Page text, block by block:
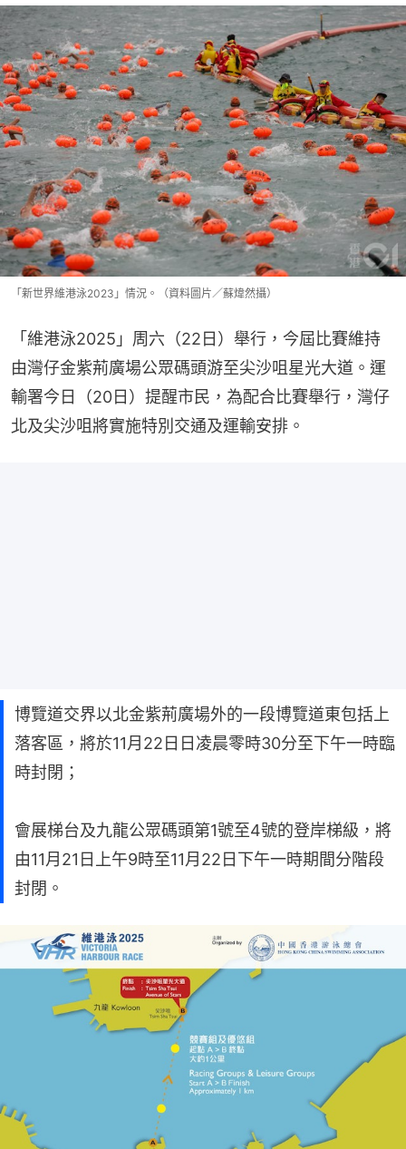
「新世界維港泳2023」情況。（資料圖片／蘇煒然攝）
「維港泳2025」周六（22日）舉行，今屆比賽維持
由灣仔金紫荊廣場公眾碼頭游至尖沙咀星光大道。運
輸署今日（20日）提醒市民，為配合比賽舉行，灣仔
北及尖沙咀將實施特別交通及運輸安排。
博覽道交界以北金紫荊廣場外的一段博覽道東包括上
落客區，將於11月22日日凌晨零時30分至下午一時臨
時封閉；
會展梯台及九龍公眾碼頭第1號至4號的登岸梯級，將
由11月21日上午9時至11月22日下午一時期間分階段
封閉。